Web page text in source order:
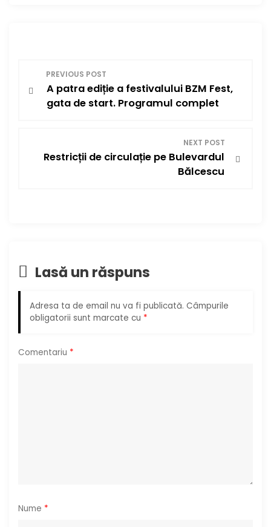
a
î
a
r
e
PREVIOUS POST
A patra ediție a festivalului BZM Fest,
gata de start. Programul complet
NEXT POST
Restricții de circulație pe Bulevardul
Bălcescu
Lasă un răspuns
Adresa ta de email nu va fi publicată. Câmpurile
obligatorii sunt marcate cu *
Comentariu *
Nume *